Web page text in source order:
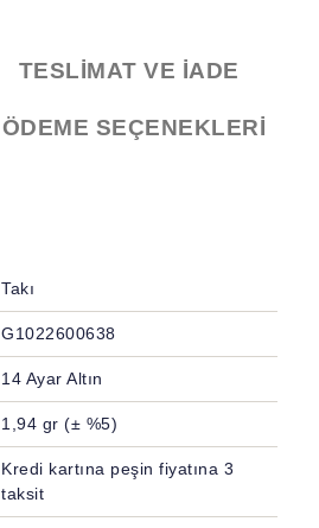
TESLIMAT VE İADE
ÖDEME SEÇENEKLERI
Takı
G1022600638
14 Ayar Altın
1,94 gr (± %5)
Kredi kartına peşin fiyatına 3
taksit